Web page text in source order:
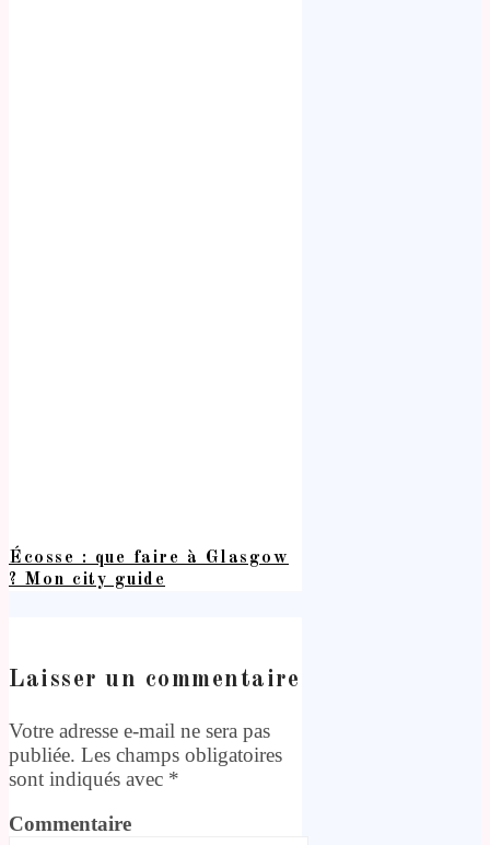
Écosse : que faire à Glasgow
? Mon city guide
Laisser un commentaire
Votre adresse e-mail ne sera pas
publiée. Les champs obligatoires
sont indiqués avec *
Commentaire